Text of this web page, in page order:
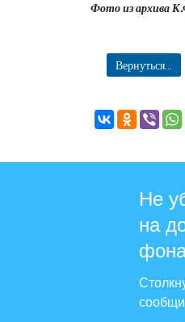
Фото из архива
Вернуться...
Не
на